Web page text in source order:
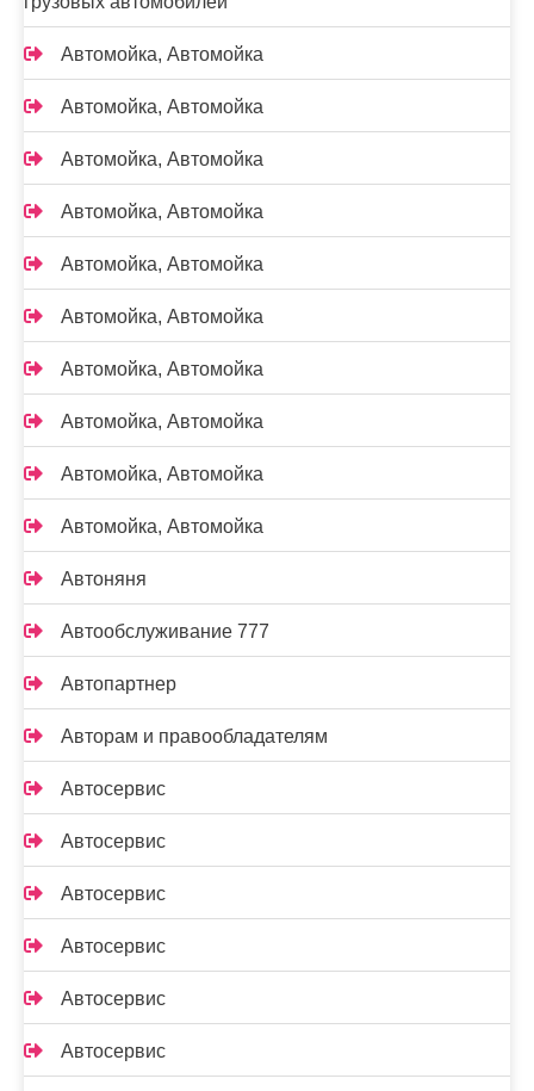
Автомойка, Автомойка
Автомойка, Автомойка
Автомойка, Автомойка
Автомойка, Автомойка
Автомойка, Автомойка
Автомойка, Автомойка
Автомойка, Автомойка
Автомойка, Автомойка
Автомойка, Автомойка
Автомойка, Автомойка
Автоняня
Автообслуживание 777
Автопартнер
Авторам и правообладателям
Автосервис
Автосервис
Автосервис
Автосервис
Автосервис
Автосервис